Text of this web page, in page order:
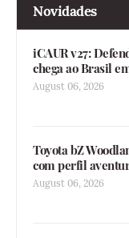
Novidades
iCAUR v27:
chega ao Brasil
August 06, 2026
Toyota bZ
com perfil
August 06, 2026